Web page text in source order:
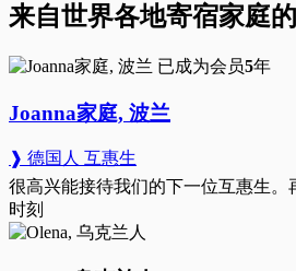
来自世界各地寄宿家庭
已成为会员5年
Joanna家庭, 波兰
❱ 德国人 互惠生
很高兴能接待我们的下一位互惠生。
时刻